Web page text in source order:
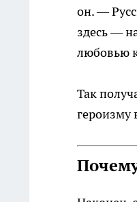
он. —
здесь —
любовью
Так
героизму